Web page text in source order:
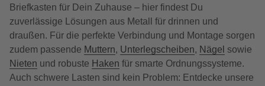
Briefkasten für Dein Zuhause – hier findest Du
zuverlässige Lösungen aus Metall für drinnen und
draußen. Für die perfekte Verbindung und Montage sorgen
zudem passende Muttern, Unterlegscheiben, Nägel sowie
Nieten und robuste Haken für smarte Ordnungssysteme.
Auch schwere Lasten sind kein Problem: Entdecke unsere